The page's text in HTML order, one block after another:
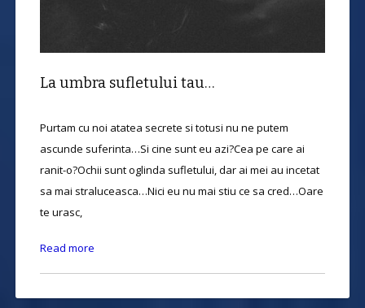
La umbra sufletului tau…
Purtam cu noi atatea secrete si totusi nu ne putem
ascunde suferinta…Si cine sunt eu azi?Cea pe care ai
ranit-o?Ochii sunt oglinda sufletului, dar ai mei au incetat
sa mai straluceasca…Nici eu nu mai stiu ce sa cred…Oare
te urasc,
Read more